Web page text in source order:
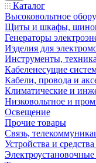
Каталог
Высоковольтное
Щиты и шкафы,
Генераторы
Изделия для
Инструменты, техника
Кабеленесущие
Кабели, провода и
Климатические и
Низковольтное и
Освещение
Прочие товары
Связь,
Устройства и
Электроустановочные